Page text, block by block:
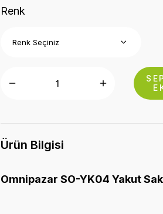
Renk
Ürün Bilgisi
Omnipazar SO-YK04 Yakut